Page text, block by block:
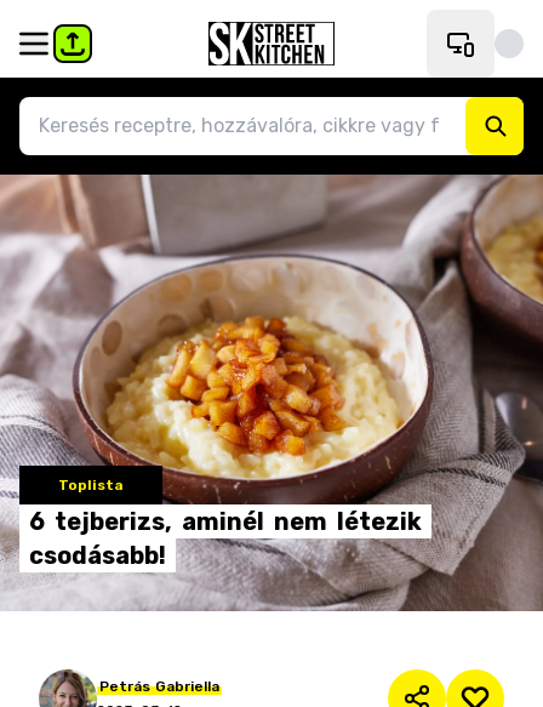
Toplista
6 tejberizs, aminél nem létezik
csodásabb!
Petrás Gabriella